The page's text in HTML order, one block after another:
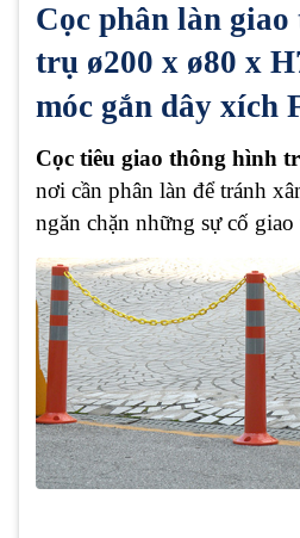
Cọc phân làn
trụ ø200 x ø80 x
móc gắn dây xích
Cọc tiêu giao thông hình
nơi cần phân làn để tránh
ngăn chặn những sự cố